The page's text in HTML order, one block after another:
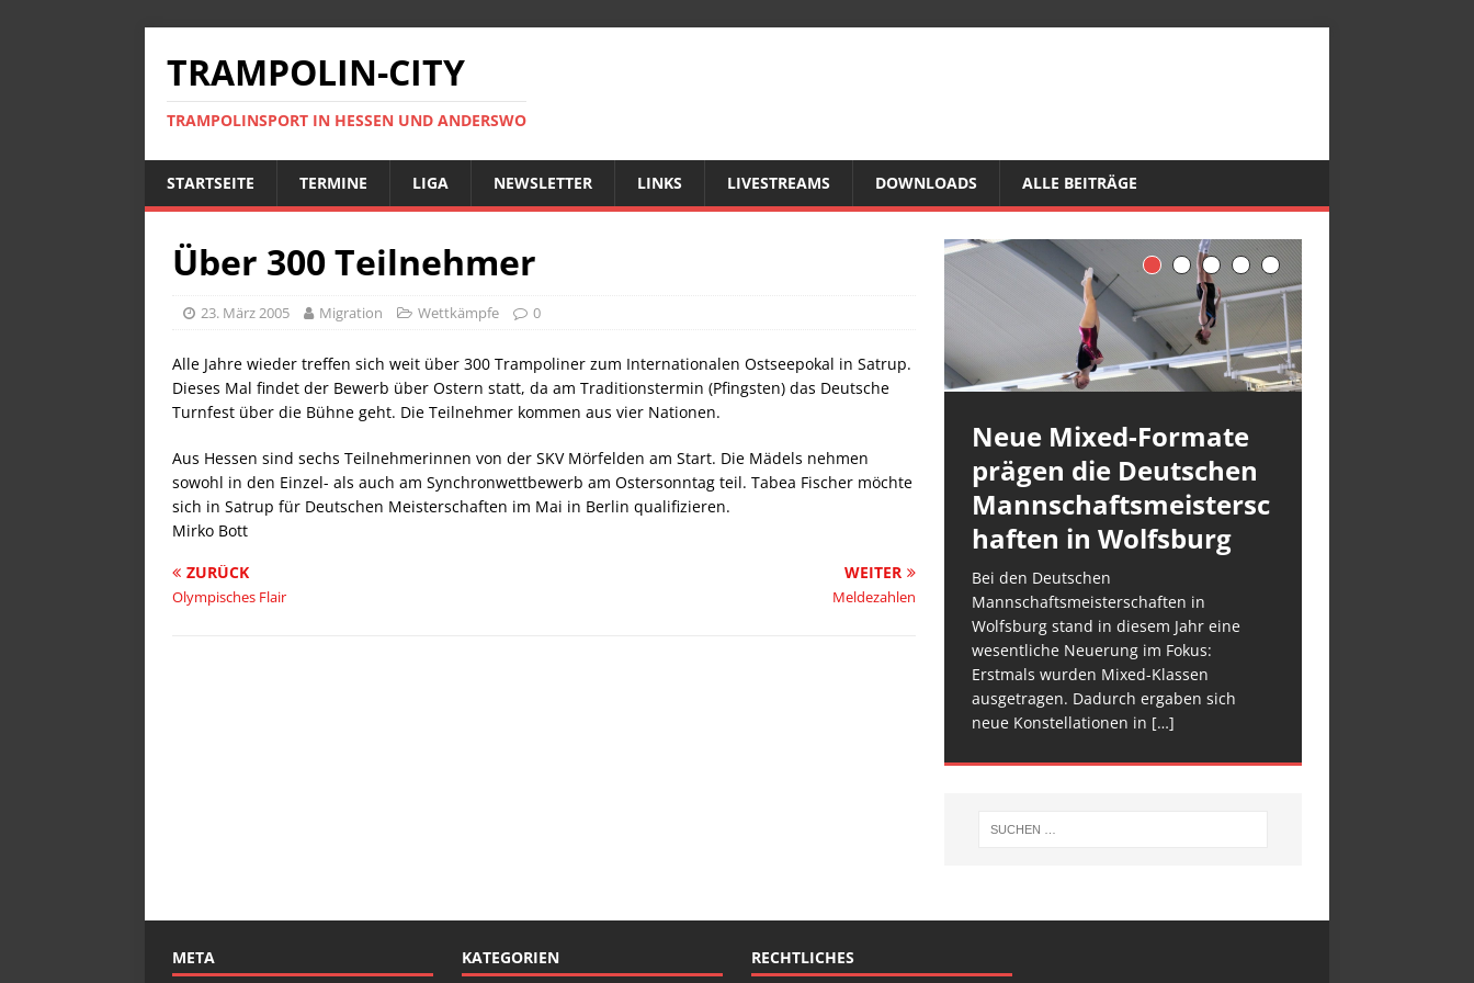
TRAMPOLIN-CITY
TRAMPOLINSPORT IN HESSEN UND ANDERSWO
STARTSEITE TERMINE LIGA NEWSLETTER LINKS LIVESTREAMS DOWNLOADS ALLE BEITRÄGE
Über 300 Teilnehmer
23. März 2005 Migration Wettkämpfe 0
Alle Jahre wieder treffen sich weit über 300 Trampoliner zum Internationalen Ostseepokal in Satrup.
Dieses Mal findet der Bewerb über Ostern statt, da am Traditionstermin (Pfingsten) das Deutsche
Turnfest über die Bühne geht. Die Teilnehmer kommen aus vier Nationen.
Aus Hessen sind sechs Teilnehmerinnen von der SKV Mörfelden am Start. Die Mädels nehmen
sowohl in den Einzel- als auch am Synchronwettbewerb am Ostersonntag teil. Tabea Fischer möchte
sich in Satrup für Deutschen Meisterschaften im Mai in Berlin qualifizieren.
Mirko Bott
ZURÜCK
Olympisches Flair
WEITER
Meldezahlen
Neue Mixed-Formate
prägen die Deutschen
Mannschaftsmeistersc
haften in Wolfsburg
Bei den Deutschen
Mannschaftsmeisterschaften in
Wolfsburg stand in diesem Jahr eine
wesentliche Neuerung im Fokus:
Erstmals wurden Mixed-Klassen
ausgetragen. Dadurch ergaben sich
neue Konstellationen in […]
META KATEGORIEN RECHTLICHES